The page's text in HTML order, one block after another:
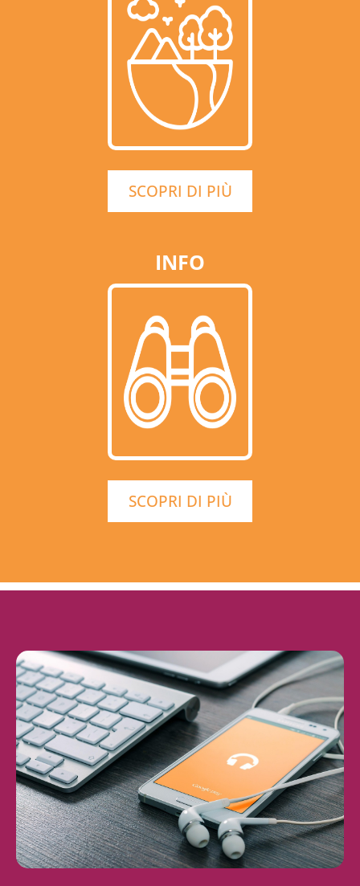
SCOPRI DI PIÙ
INFO
SCOPRI DI PIÙ